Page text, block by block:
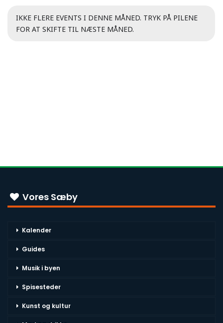
IKKE FLERE EVENTS I DENNE MÅNED. TRYK PÅ PILENE
FOR AT SKIFTE TIL NÆSTE MÅNED.
Vores Sæby
Kalender
Guides
Musik i byen
Spisesteder
Kunst og kultur